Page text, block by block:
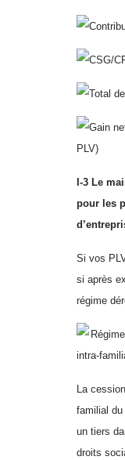
CSG/
Total
Gain
PLV)
I-3 Le
pour les
Si vos
si après
régime
intra-
La
familial du
un tiers
droits